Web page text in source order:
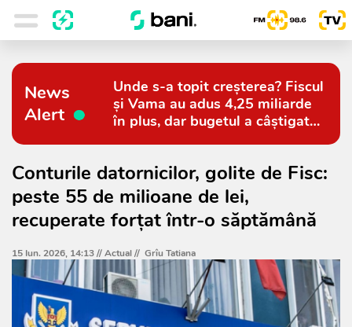
News
Alert
Unde s-a topit creșterea? Fiscul
și Vama au adus 4,25 miliarde
în plus, dar bugetul a câștigat
Conturile datornicilor, golite de Fisc:
peste 55 de milioane de lei,
recuperate forțat într-o săptămână
15 Iun. 2026, 14:13 //Actual// Grîu Tatiana